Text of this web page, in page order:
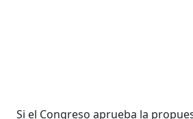
Si el Congreso aprueba la